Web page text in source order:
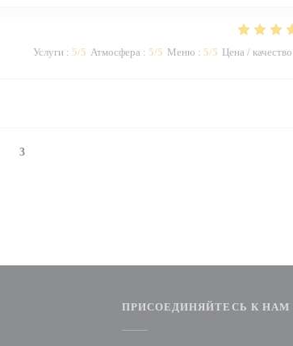
Услуги : 5/5 Атмосфера : 5/5 Меню : 5/5 Цена / качество
3
ПРИСОЕДИНЯЙТЕСЬ К НАМ